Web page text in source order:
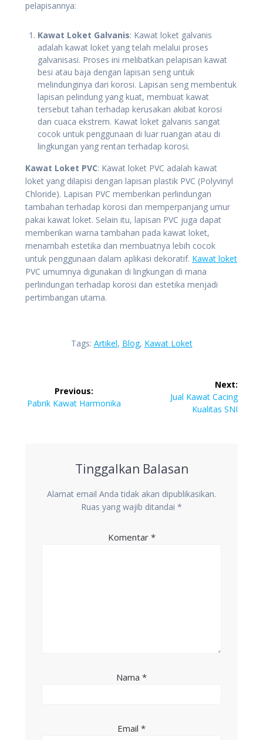
pelapisannya:
Kawat Loket Galvanis: Kawat loket galvanis
adalah kawat loket yang telah melalui proses
galvanisasi. Proses ini melibatkan pelapisan kawat
besi atau baja dengan lapisan seng untuk
melindunginya dari korosi. Lapisan seng membentuk
lapisan pelindung yang kuat, membuat kawat
tersebut tahan terhadap kerusakan akibat korosi
dan cuaca ekstrem. Kawat loket galvanis sangat
cocok untuk penggunaan di luar ruangan atau di
lingkungan yang rentan terhadap korosi.
Kawat Loket PVC: Kawat loket PVC adalah kawat
loket yang dilapisi dengan lapisan plastik PVC (Polyvinyl
Chloride). Lapisan PVC memberikan perlindungan
tambahan terhadap korosi dan memperpanjang umur
pakai kawat loket. Selain itu, lapisan PVC juga dapat
memberikan warna tambahan pada kawat loket,
menambah estetika dan membuatnya lebih cocok
untuk penggunaan dalam aplikasi dekoratif. Kawat loket
PVC umumnya digunakan di lingkungan di mana
perlindungan terhadap korosi dan estetika menjadi
pertimbangan utama.
Tags: Artikel, Blog, Kawat Loket
pos
Previous:
Previous
Pabrik Kawat Harmonika
Next:
Next
Jual Kawat Cacing
Kualitas SNI
Tinggalkan Balasan
Alamat email Anda tidak akan dipublikasikan.
Ruas yang wajib ditandai *
Komentar *
Nama *
Email *